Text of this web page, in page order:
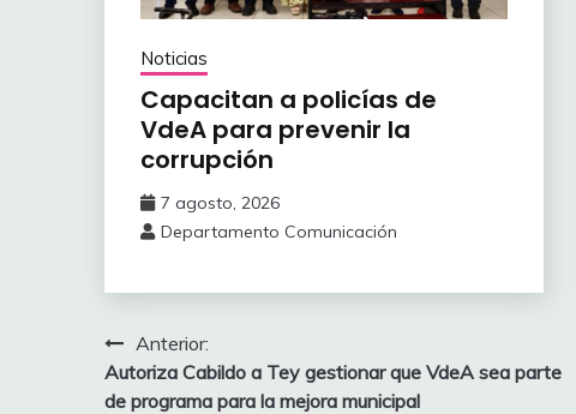
Noticias
Capacitan a policías de
VdeA ‎para prevenir la
corrupción
7 agosto, 2026
Departamento Comunicación
Navegación
de
Anterior:
Autoriza Cabildo a Tey gestionar que VdeA sea parte
de programa para la mejora municipal